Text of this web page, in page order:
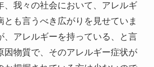
、我々の社会において、アレルギ
とも言うべき広がりを見せていま
、アレルギーを持っている、と言
因物質で、そのアレルギー症状が